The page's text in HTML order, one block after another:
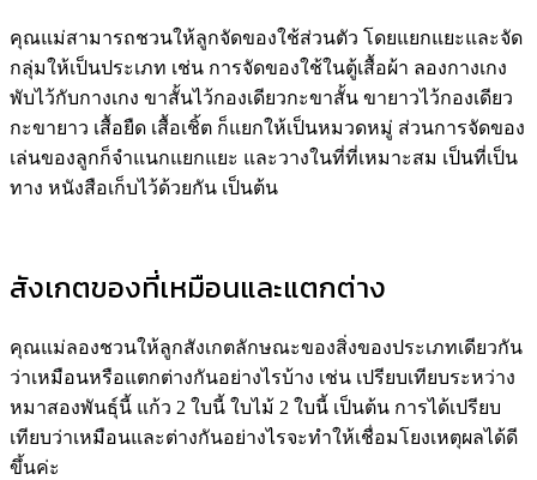
คุณแม่สามารถชวนให้ลูกจัดของใช้ส่วนตัว โดยแยกแยะและจัด
กลุ่มให้เป็นประเภท เช่น การจัดของใช้ในตู้เสื้อผ้า ลองกางเกง
พับไว้กับกางเกง ขาสั้นไว้กองเดียวกะขาสั้น ขายาวไว้กองเดียว
กะขายาว เสื้อยืด เสื้อเชิ้ต ก็แยกให้เป็นหมวดหมู่ ส่วนการจัดของ
เล่นของลูกก็จำแนกแยกแยะ และวางในที่ที่เหมาะสม เป็นที่เป็น
ทาง หนังสือเก็บไว้ด้วยกัน เป็นต้น
สังเกตของที่เหมือนและแตกต่าง
คุณแม่ลองชวนให้ลูกสังเกตลักษณะของสิ่งของประเภทเดียวกัน
ว่าเหมือนหรือแตกต่างกันอย่างไรบ้าง เช่น เปรียบเทียบระหว่าง
หมาสองพันธุ์นี้ แก้ว 2 ใบนี้ ใบไม้ 2 ใบนี้ เป็นต้น การได้เปรียบ
เทียบว่าเหมือนและต่างกันอย่างไรจะทำให้เชื่อมโยงเหตุผลได้ดี
ขึ้นค่ะ